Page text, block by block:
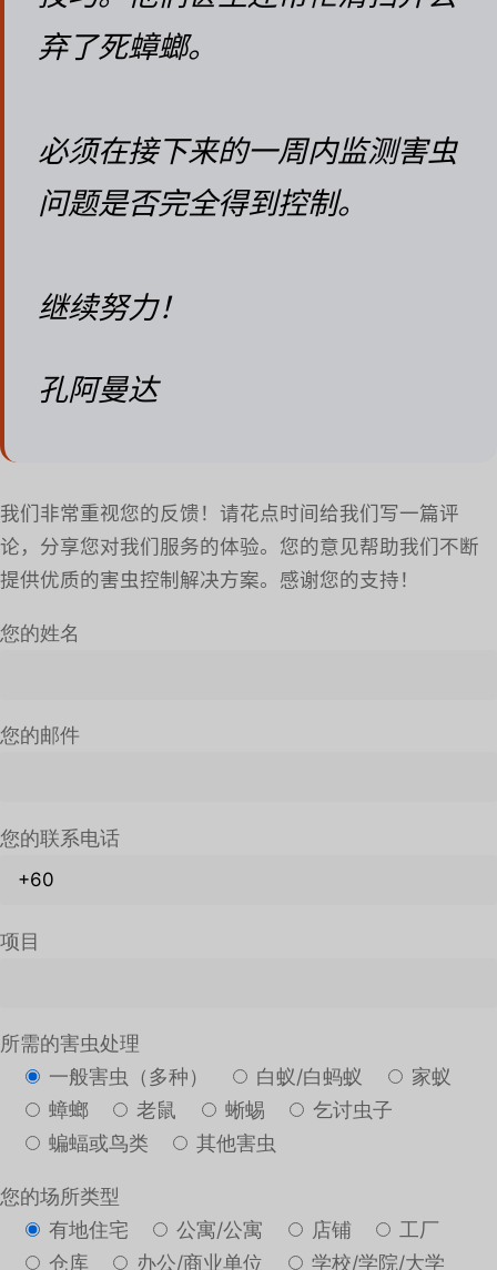
弃了死蟑螂。
必须在接下来的一周内监测害虫
问题是否完全得到控制。
继续努力！
孔阿曼达
我们非常重视您的反馈！请花点时间给我们写一篇评
论，分享您对我们服务的体验。您的意见帮助我们不断
提供优质的害虫控制解决方案。感谢您的支持！
您的姓名
您的邮件
您的联系电话
项目
所需的害虫处理
一般害虫（多种）
白蚁/白蚂蚁
家蚁
蟑螂
老鼠 蜥蜴
乞讨虫子
蝙蝠或鸟类
其他害虫
您的场所类型
有地住宅
公寓/公寓 店铺
工厂
仓库
办公/商业单位
学校/学院/大学